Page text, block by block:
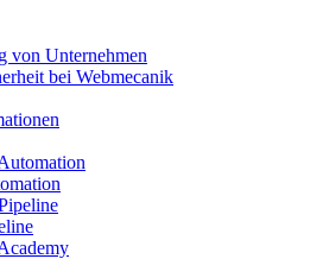
von Unternehmen
bei Webmecanik